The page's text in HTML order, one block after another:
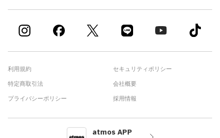
利用規約
特定商取引法
プライバシーポリシー
セキュリティポリシー
会社概要
採用情報
atmos APP